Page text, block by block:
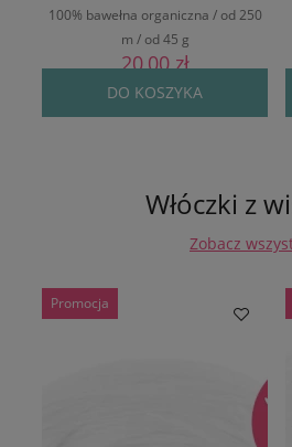
100% bawełna organiczna / od 250
m / od 45 g
20,00 zł
DO KOSZYKA
Włóczki z
Zobacz
Promocja